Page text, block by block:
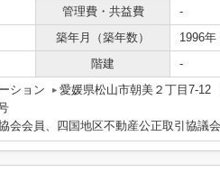
管理費・共益費
-
築年月（築年数）
1996
階建 -
ション 愛媛県松山市朝美２丁目7-12
会会員、四国地区不動産公正取引協議